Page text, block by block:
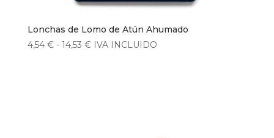
Lonchas de Lomo de Atún Ahumado
4,54 € - 14,53 €Rango
IVA INCLUIDO